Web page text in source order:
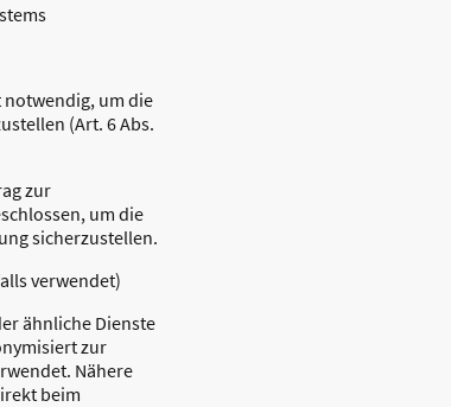
notwendig, um die
(Art. 6 Abs.
zur
um die
sicherzustellen.
verwendet)
ähnliche Dienste
zur
Nähere
beim